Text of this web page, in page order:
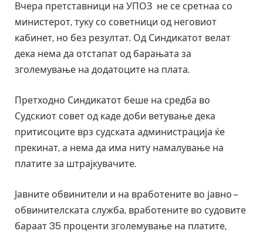
Вчера претставници на УПОЗ не се сретнаа со
министерот, туку со советници од неговиот
кабинет, но без резултат. Од Синдикатот велат
дека нема да отстапат од барањата за
зголемување на додатоците на плата.
Претходно Синдикатот беше на средба во
Судскиот совет од каде доби ветување дека
притисоците врз судската администрација ќе
прекинат, а нема да има ниту намалување на
платите за штрајкувачите.
Јавните обвинители и на вработените во јавно –
обвинителската служба, вработените во судовите
бараат 35 проценти зголемување на платите,